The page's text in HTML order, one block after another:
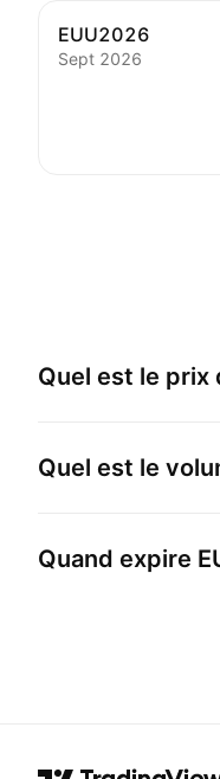
EUU2026
Sept 2026
Quel est le prix
Quel est le
Quand expire